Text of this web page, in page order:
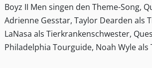
Boyz II Men singen den Theme-Song,
Adrienne Gesstar, Taylor Dearden als
LaNasa als Tierkrankenschwester,
Philadelphia Tourguide, Noah Wyle